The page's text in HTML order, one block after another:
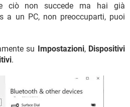
ciò non succede ma hai già
a un PC, non preoccuparti, puoi
su Impostazioni, Dispositivi
.